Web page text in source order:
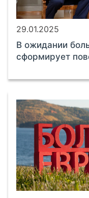
29.01.2025
В ожидании
сформирует